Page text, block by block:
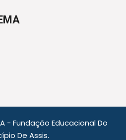
- Fundação Educacional Do
De Assis.